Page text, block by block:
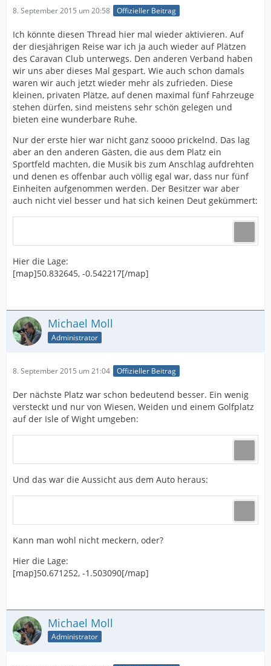
8. September 2015 um 20:58 Offizieller Beitrag
Ich könnte diesen Thread hier mal wieder aktivieren. Auf
der diesjährigen Reise war ich ja auch wieder auf Plätzen
des Caravan Club unterwegs. Den anderen Verband haben
wir uns aber dieses Mal gespart. Wie auch schon damals
waren wir auch jetzt wieder mehr als zufrieden. Diese
kleinen, privaten Plätze, auf denen maximal fünf Fahrzeuge
stehen dürfen, sind meistens sehr schön gelegen und
bieten eine wunderbare Ruhe.
Nur der erste hier war nicht ganz soooo prickelnd. Das lag
aber an den anderen Gästen, die aus dem Platz ein
Sportfeld machten, die Musik bis zum Anschlag aufdrehten
und denen es offenbar auch völlig egal war, dass nur fünf
Einheiten aufgenommen werden. Der Besitzer war aber
auch nicht viel besser und hat sich keinen Deut gekümmert:
Hier die Lage:
[map]50.832645, -0.542217[/map]
Michael Moll
Administrator
8. September 2015 um 21:04 Offizieller Beitrag
Der nächste Platz war schon bedeutend besser. Ein wenig
versteckt und nur von Wiesen, Weiden und einem Golfplatz
auf der Isle of Wight umgeben:
Und das war die Aussicht aus dem Auto heraus:
Kann man wohl nicht meckern, oder?
Hier die Lage:
[map]50.671252, -1.503090[/map]
Michael Moll
Administrator